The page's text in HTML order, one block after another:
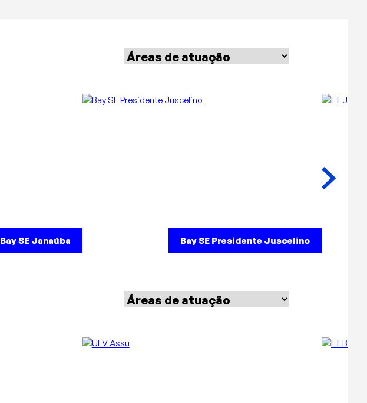
Bay SE Janaúba Bay SE Presidente Juscelino